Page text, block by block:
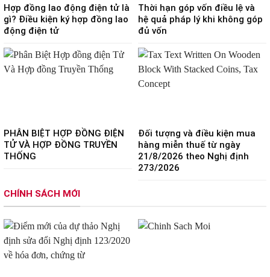
Hợp đồng lao động điện tử là
gì? Điều kiện ký hợp đồng lao
động điện tử
Thời hạn góp vốn điều lệ và
hệ quả pháp lý khi không góp
đủ vốn
PHÂN BIỆT HỢP ĐỒNG ĐIỆN
TỬ VÀ HỢP ĐỒNG TRUYỀN
THỐNG
Đối tượng và điều kiện mua
hàng miễn thuế từ ngày
21/8/2026 theo Nghị định
273/2026
CHÍNH SÁCH MỚI